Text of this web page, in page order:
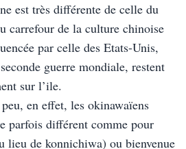
est très différente de celle du
carrefour de la culture chinoise
par celle des Etats-Unis,
guerre mondiale, restent
sur l’ile.
en effet, les okinawaïens
parfois différent comme pour
lieu de konnichiwa) ou bienvenue